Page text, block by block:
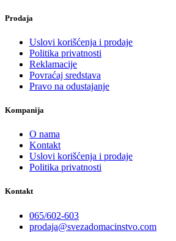
Prodaja
Uslovi korišćenja i prodaje
Politika privatnosti
Reklamacije
Povraćaj sredstava
Pravo na odustajanje
Kompanija
O nama
Kontakt
Uslovi korišćenja i prodaje
Politika privatnosti
Kontakt
065/602-603
prodaja@svezadomacinstvo.com